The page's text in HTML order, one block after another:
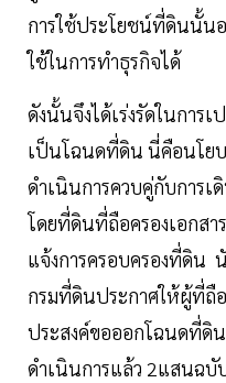
การใช้ประโยชน์ที่ดินนั้น
ใช้ในการทำธุรกิจได้
ดังนั้นจึงได้เร่งรัดในกา
เป็นโฉนดที่ดิน นี่คือนโย
ดำเนินการควบคู่กับการ
โดยที่ดินที่ถือครองเอกสา
แจ้งการครอบครองที่ดิน
กรมที่ดินประกาศให้ผู้ที่ถือ
ประสงค์ขอออกโฉนดที่
ดำเนินการแล้ว 2แสนฉบั